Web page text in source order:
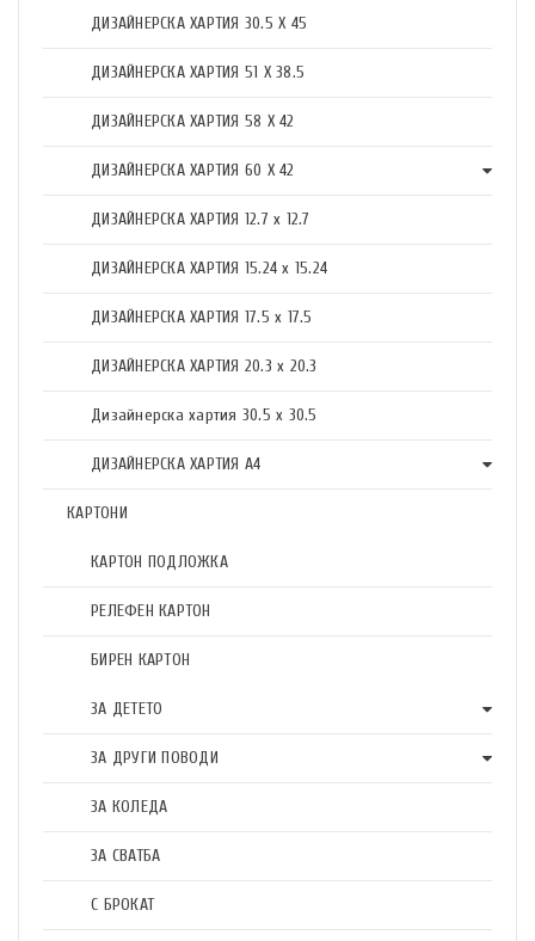
ДИЗАЙНЕРСКА ХАРТИЯ 30.5 X 45
ДИЗАЙНЕРСКА ХАРТИЯ 51 X 38.5
ДИЗАЙНЕРСКА ХАРТИЯ 58 X 42
ДИЗАЙНЕРСКА ХАРТИЯ 60 X 42
ДИЗАЙНЕРСКА ХАРТИЯ 12.7 x 12.7
ДИЗАЙНЕРСКА ХАРТИЯ 15.24 x 15.24
ДИЗАЙНЕРСКА ХАРТИЯ 17.5 х 17.5
ДИЗАЙНЕРСКА ХАРТИЯ 20.3 х 20.3
Дизайнерска хартия 30.5 х 30.5
ДИЗАЙНЕРСКА ХАРТИЯ А4
КАРТОНИ
КАРТОН ПОДЛОЖКА
РЕЛЕФЕН КАРТОН
БИРЕН КАРТОН
ЗА ДЕТЕТО
ЗА ДРУГИ ПОВОДИ
ЗА КОЛЕДА
ЗА СВАТБА
С БРОКАТ